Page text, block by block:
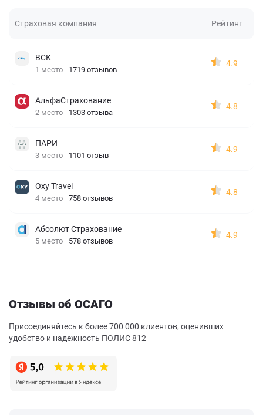
Страховая компания Рейтинг
ВСК
1 место 1719 отзывов
4.9
АльфаСтрахование
2 место 1303 отзыва
4.8
ПАРИ
3 место 1101 отзыв
4.9
Oxy Travel
4 место 758 отзывов
4.8
Абсолют Страхование
5 место 578 отзывов
4.9
Отзывы об ОСАГО
Присоединяйтесь к более 700 000 клиентов, оценивших
удобство и надежность ПОЛИС 812